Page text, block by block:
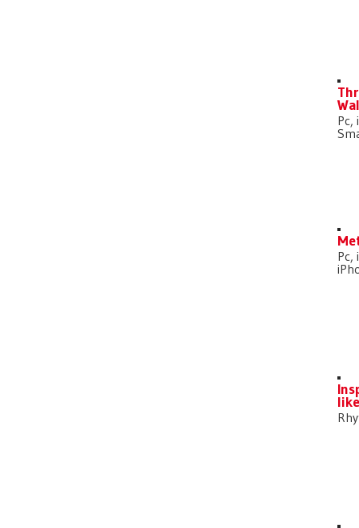
Pc,
Pc,